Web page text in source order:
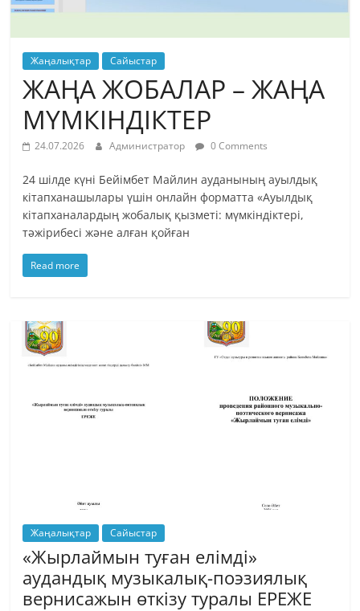
Жаңалықтар Сайыстар
ЖАҢА ЖОБАЛАР – ЖАҢА
МҮМКІНДІКТЕР
24.07.2026 Администратор 0 Comments
24 шілде күні Бейімбет Майлин ауданының ауылдық
кітапханашылары үшін онлайн форматта «Ауылдық
кітапханалардың жобалық қызметі: мүмкіндіктері,
тәжірибесі және алған қойған
Read more
Жаңалықтар Сайыстар
«Жырлаймын туған елімді»
аудандық музыкалық-поэзиялық
вернисажын өткізу туралы ЕРЕЖЕ